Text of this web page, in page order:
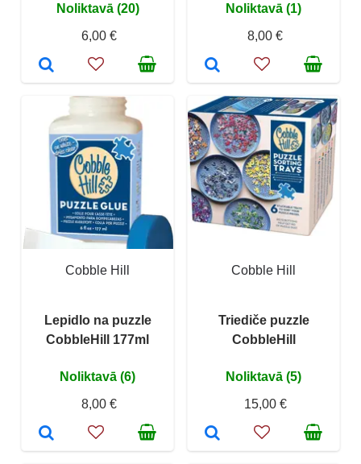
Noliktavā (20)
6,00 €
Noliktavā (1)
8,00 €
Cobble Hill
Lepidlo na puzzle
CobbleHill 177ml
Noliktavā (6)
8,00 €
Cobble Hill
Triediče puzzle
CobbleHill
Noliktavā (5)
15,00 €